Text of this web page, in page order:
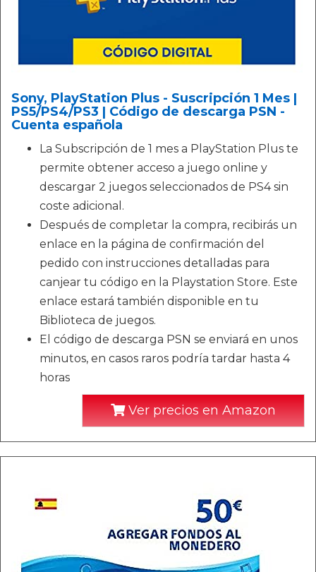
Sony, PlayStation Plus - Suscripción 1 Mes |
PS5/PS4/PS3 | Código de descarga PSN -
Cuenta española
La Subscripción de 1 mes a PlayStation Plus te
permite obtener acceso a juego online y
descargar 2 juegos seleccionados de PS4 sin
coste adicional.
Después de completar la compra, recibirás un
enlace en la página de confirmación del
pedido con instrucciones detalladas para
canjear tu código en la Playstation Store. Este
enlace estará también disponible en tu
Biblioteca de juegos.
El código de descarga PSN se enviará en unos
minutos, en casos raros podría tardar hasta 4
horas
Ver precios en Amazon